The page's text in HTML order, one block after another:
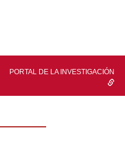
PORTAL DE LA INVESTIGACIÓN